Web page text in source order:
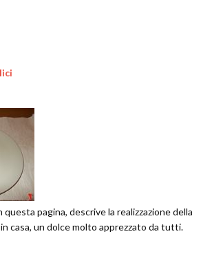
pagina, descrive la realizzazione della
casa, un dolce molto apprezzato da tutti.